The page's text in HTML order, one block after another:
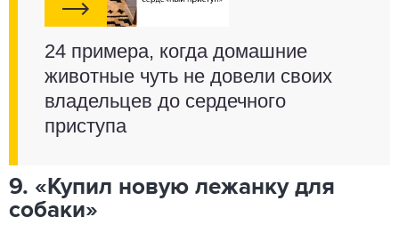
24 примера, когда домашние
животные чуть не довели своих
владельцев до сердечного
приступа
9. «Купил новую лежанку для
собаки»